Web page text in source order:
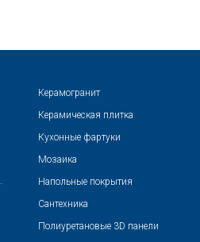
Керамогранит
Керамическая плитка
Кухонные фартуки
Мозаика
Напольные покрытия
Сантехника
Полиуретановые 3D панели